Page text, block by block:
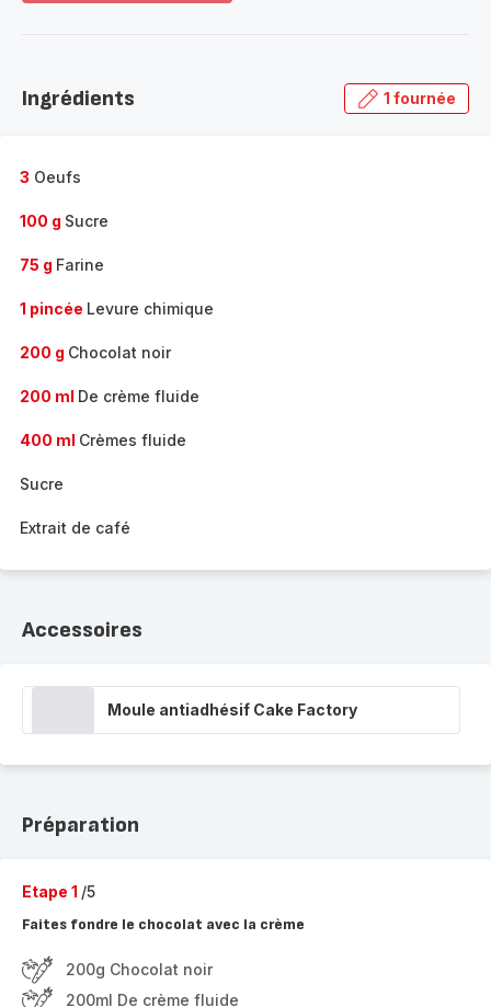
gamme
Ingrédients 1 fournée
3 Oeufs
100 g Sucre
75 g Farine
1 pincée Levure chimique
200 g Chocolat noir
200 ml De crème fluide
400 ml Crèmes fluide
Sucre
Extrait de café
Accessoires
Moule antiadhésif Cake Factory
Préparation
Etape 1 /5
Faites fondre le chocolat avec la crème
200g Chocolat noir
200ml De crème fluide